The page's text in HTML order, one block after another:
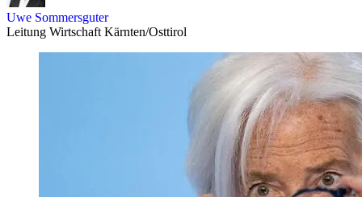
Uwe Sommersguter
Leitung Wirtschaft Kärnten/Osttirol